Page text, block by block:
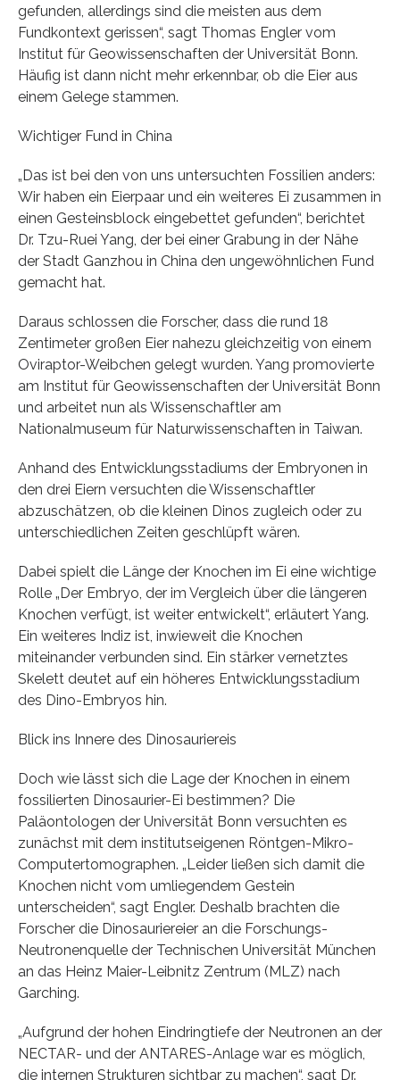
gefunden, allerdings sind die meisten aus dem
Fundkontext gerissen“, sagt Thomas Engler vom
Institut für Geowissenschaften der Universität Bonn.
Häufig ist dann nicht mehr erkennbar, ob die Eier aus
einem Gelege stammen.
Wichtiger Fund in China
„Das ist bei den von uns untersuchten Fossilien anders:
Wir haben ein Eierpaar und ein weiteres Ei zusammen in
einen Gesteinsblock eingebettet gefunden“, berichtet
Dr. Tzu-Ruei Yang, der bei einer Grabung in der Nähe
der Stadt Ganzhou in China den ungewöhnlichen Fund
gemacht hat.
Daraus schlossen die Forscher, dass die rund 18
Zentimeter großen Eier nahezu gleichzeitig von einem
Oviraptor-Weibchen gelegt wurden. Yang promovierte
am Institut für Geowissenschaften der Universität Bonn
und arbeitet nun als Wissenschaftler am
Nationalmuseum für Naturwissenschaften in Taiwan.
Anhand des Entwicklungsstadiums der Embryonen in
den drei Eiern versuchten die Wissenschaftler
abzuschätzen, ob die kleinen Dinos zugleich oder zu
unterschiedlichen Zeiten geschlüpft wären.
Dabei spielt die Länge der Knochen im Ei eine wichtige
Rolle „Der Embryo, der im Vergleich über die längeren
Knochen verfügt, ist weiter entwickelt“, erläutert Yang.
Ein weiteres Indiz ist, inwieweit die Knochen
miteinander verbunden sind. Ein stärker vernetztes
Skelett deutet auf ein höheres Entwicklungsstadium
des Dino-Embryos hin.
Blick ins Innere des Dinosauriereis
Doch wie lässt sich die Lage der Knochen in einem
fossilierten Dinosaurier-Ei bestimmen? Die
Paläontologen der Universität Bonn versuchten es
zunächst mit dem institutseigenen Röntgen-Mikro-
Computertomographen. „Leider ließen sich damit die
Knochen nicht vom umliegendem Gestein
unterscheiden“, sagt Engler. Deshalb brachten die
Forscher die Dinosauriereier an die Forschungs-
Neutronenquelle der Technischen Universität München
an das Heinz Maier-Leibnitz Zentrum (MLZ) nach
Garching.
„Aufgrund der hohen Eindringtiefe der Neutronen an der
NECTAR- und der ANTARES-Anlage war es möglich,
die internen Strukturen sichtbar zu machen“, sagt Dr.